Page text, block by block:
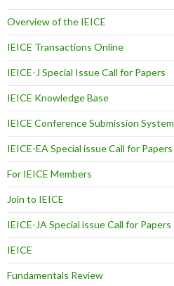
Overview of the IEICE
IEICE Transactions Online
IEICE-J Special Issue Call for Papers
IEICE Knowledge Base
IEICE Conference Submission System
IEICE-EA Special issue Call for Papers
For IEICE Members
Join to IEICE
IEICE-JA Special issue Call for Papers
IEICE
Fundamentals Review